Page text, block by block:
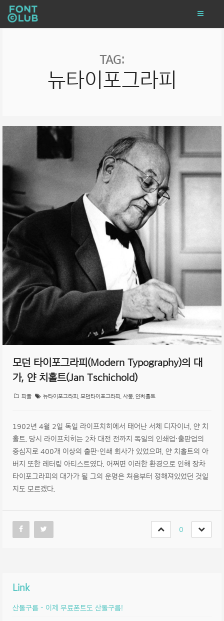
TAG:
뉴타이포그라피
모던 타이포그라피(Modern Typography)의 대
가, 얀 치홀트(Jan Tschichold)
피플 뉴타이포그라피 모던타이포그라피 사봉 얀치홀트
1902년 4월 2일 독일 라이프치히에서 태어난 서체 디자이너, 얀 치
홀트. 당시 라이프치히는 2차 대전 전까지 독일의 인쇄업·출판업의
중심지로 400개 이상의 출판·인쇄 회사가 있었으며, 얀 치홀트의 아
버지 또한 레터링 아티스트였다. 어쩌면 이러한 환경으로 인해 장차
타이포그라피의 대가가 될 그의 운명은 처음부터 정해져있었던 것일
지도 모르겠다.
0
Link
산돌구름 – 이제 무료폰트도 산돌구름!